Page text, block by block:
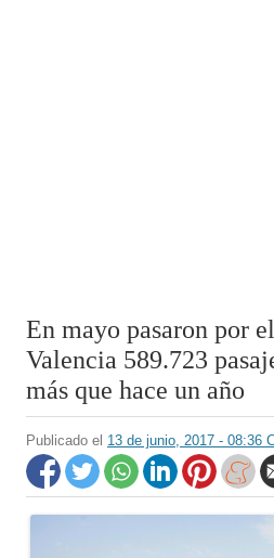
En mayo pasaron por
Valencia 589.723
más que hace un año
Publicado el 13 de junio, 2017 - 08:36